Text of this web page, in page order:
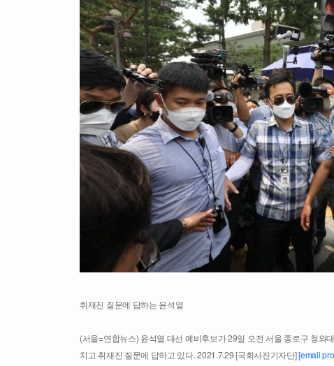
취재진 질문에 답하는 윤석열
(서울=연합뉴스) 윤석열 대선 예비후보가 29일 오전 서울 종로구 청
치고 취재진 질문에 답하고 있다. 2021.7.29 [국회사진기자단][email